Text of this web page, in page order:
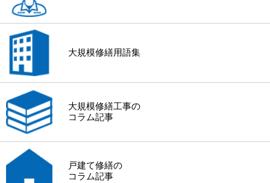
大規模修繕用語集
大規模修繕工事の
コラム記事
戸建て修繕の
コラム記事